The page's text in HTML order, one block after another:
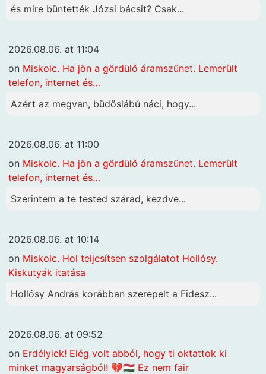
és mire büntették Józsi bácsit? Csak...
2026.08.06. at 11:04
on Miskolc. Ha jön a gördülő áramszünet. Lemerült
telefon, internet és…
Azért az megvan, büdöslábú náci, hogy...
2026.08.06. at 11:00
on Miskolc. Ha jön a gördülő áramszünet. Lemerült
telefon, internet és…
Szerintem a te tested szárad, kezdve...
2026.08.06. at 10:14
on Miskolc. Hol teljesítsen szolgálatot Hollósy.
Kiskutyák itatása
Hollósy András korábban szerepelt a Fidesz...
2026.08.06. at 09:52
on Erdélyiek! Elég volt abból, hogy ti oktattok ki
minket magyarságból! 💔🇭🇺 Ez nem fair